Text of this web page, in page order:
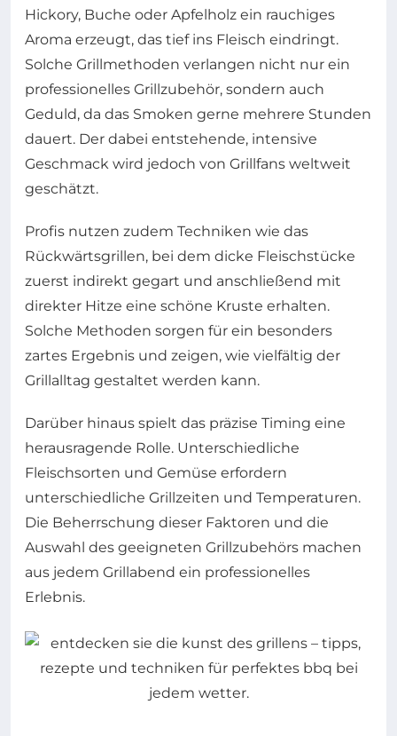
Hickory, Buche oder Apfelholz ein rauchiges
Aroma erzeugt, das tief ins Fleisch eindringt.
Solche Grillmethoden verlangen nicht nur ein
professionelles Grillzubehör, sondern auch
Geduld, da das Smoken gerne mehrere Stunden
dauert. Der dabei entstehende, intensive
Geschmack wird jedoch von Grillfans weltweit
geschätzt.
Profis nutzen zudem Techniken wie das
Rückwärtsgrillen, bei dem dicke Fleischstücke
zuerst indirekt gegart und anschließend mit
direkter Hitze eine schöne Kruste erhalten.
Solche Methoden sorgen für ein besonders
zartes Ergebnis und zeigen, wie vielfältig der
Grillalltag gestaltet werden kann.
Darüber hinaus spielt das präzise Timing eine
herausragende Rolle. Unterschiedliche
Fleischsorten und Gemüse erfordern
unterschiedliche Grillzeiten und Temperaturen.
Die Beherrschung dieser Faktoren und die
Auswahl des geeigneten Grillzubehörs machen
aus jedem Grillabend ein professionelles
Erlebnis.